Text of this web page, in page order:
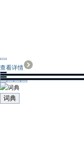
查看详情
词典